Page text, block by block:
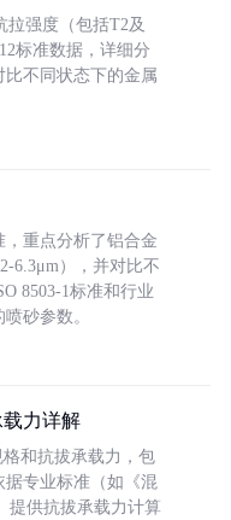
拉强度（包括T2及
标准数据，详细分
不同状态下的金属
重点分析了铝合金
6.3μm），并对比不
8503-1标准和行业
砂参数。
力详解
和抗拔承载力，包
专业标准（如《混
提供抗拔承载力计算